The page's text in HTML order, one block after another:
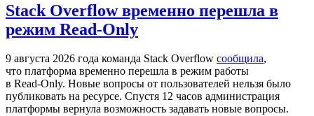
Stack Overflow временно перешла в
режим Read-Only
9 августа 2026 года команда Stack Overflow сообщила,
что платформа временно перешла в режим работы
в Read‑Only. Новые вопросы от пользователей нельзя было
публиковать на ресурсе. Спустя 12 часов администрация
платформы вернула возможность задавать новые вопросы.